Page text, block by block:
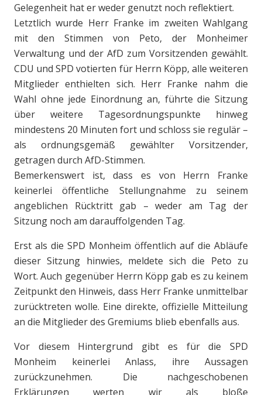
Gelegenheit hat er weder genutzt noch reflektiert.
Letztlich wurde Herr Franke im zweiten Wahlgang
mit den Stimmen von Peto, der Monheimer
Verwaltung und der AfD zum Vorsitzenden gewählt.
CDU und SPD votierten für Herrn Köpp, alle weiteren
Mitglieder enthielten sich. Herr Franke nahm die
Wahl ohne jede Einordnung an, führte die Sitzung
über weitere Tagesordnungspunkte hinweg
mindestens 20 Minuten fort und schloss sie regulär –
als ordnungsgemäß gewählter Vorsitzender,
getragen durch AfD-Stimmen.
Bemerkenswert ist, dass es von Herrn Franke
keinerlei öffentliche Stellungnahme zu seinem
angeblichen Rücktritt gab – weder am Tag der
Sitzung noch am darauffolgenden Tag.
Erst als die SPD Monheim öffentlich auf die Abläufe
dieser Sitzung hinwies, meldete sich die Peto zu
Wort. Auch gegenüber Herrn Köpp gab es zu keinem
Zeitpunkt den Hinweis, dass Herr Franke unmittelbar
zurücktreten wolle. Eine direkte, offizielle Mitteilung
an die Mitglieder des Gremiums blieb ebenfalls aus.
Vor diesem Hintergrund gibt es für die SPD
Monheim keinerlei Anlass, ihre Aussagen
zurückzunehmen. Die nachgeschobenen
Erklärungen werten wir als bloße